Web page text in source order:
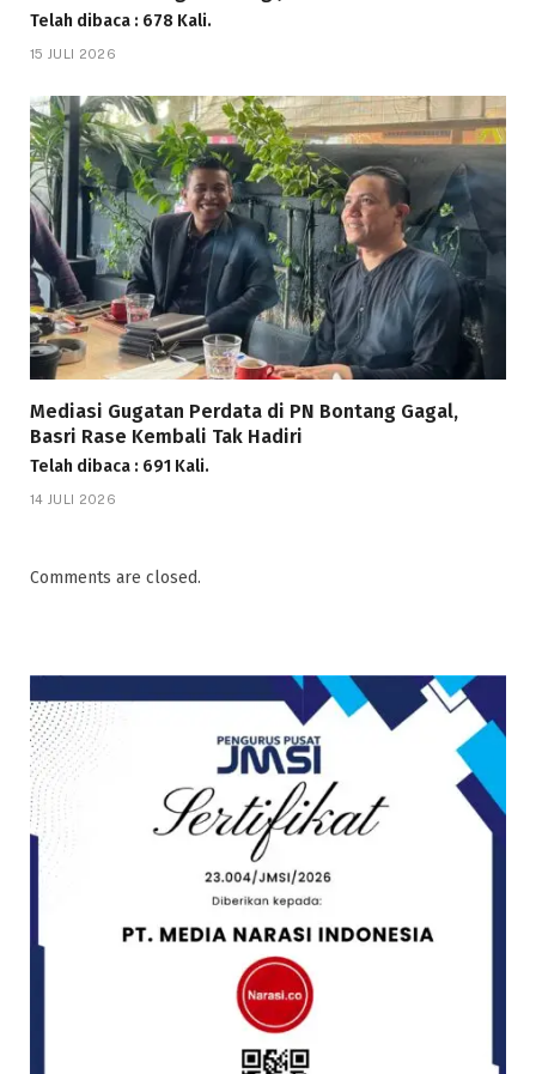
Telah dibaca : 678 Kali.
15 JULI 2026
Mediasi Gugatan Perdata di PN Bontang Gagal,
Basri Rase Kembali Tak Hadiri
Telah dibaca : 691 Kali.
14 JULI 2026
Comments are closed.